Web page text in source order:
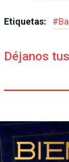
Etiquetas: #
Déjanos